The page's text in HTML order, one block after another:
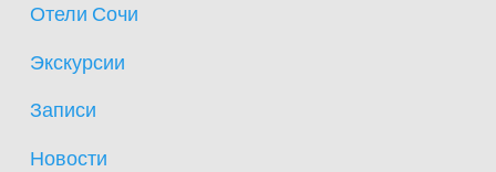
Отели Сочи
Экскурсии
Записи
Новости